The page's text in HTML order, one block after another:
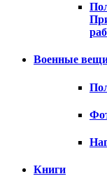
Военные
Книги